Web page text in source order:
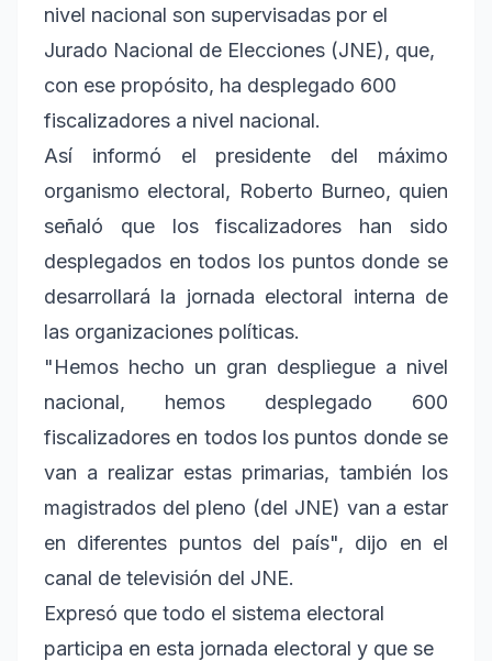
nivel nacional son supervisadas por el
Jurado Nacional de Elecciones (JNE), que,
con ese propósito, ha desplegado 600
fiscalizadores a nivel nacional.
Así informó el presidente del máximo
organismo electoral, Roberto Burneo, quien
señaló que los fiscalizadores han sido
desplegados en todos los puntos donde se
desarrollará la jornada electoral interna de
las organizaciones políticas.
"Hemos hecho un gran despliegue a nivel
nacional, hemos desplegado 600
fiscalizadores en todos los puntos donde se
van a realizar estas primarias, también los
magistrados del pleno (del JNE) van a estar
en diferentes puntos del país", dijo en el
canal de televisión del JNE.
Expresó que todo el sistema electoral
participa en esta jornada electoral y que se